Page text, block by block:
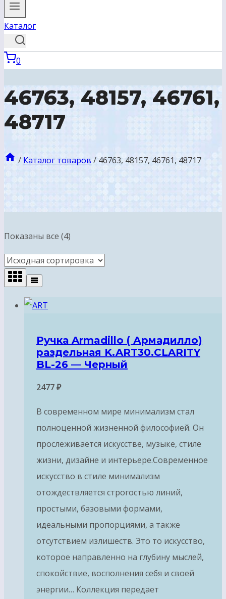
Каталог
0
46763, 48157, 46761,
48717
/ Каталог товаров / 46763, 48157, 46761, 48717
Показаны все (4)
Ручка Armadillo ( Армадилло)
раздельная K.ART30.CLARITY
BL-26 — Черный
2477₽
В современном мире минимализм стал
полноценной жизненной философией. Он
прослеживается искусстве, музыке, стиле
жизни, дизайне и интерьере.Современное
искусство в стиле минимализм
отождествляется строгостью линий,
простыми, базовыми формами,
идеальными пропорциями, а также
отсутствием излишеств. Это то искусство,
которое направленно на глубину мыслей,
спокойствие, восполнения себя и своей
энергии… Коллекция передает